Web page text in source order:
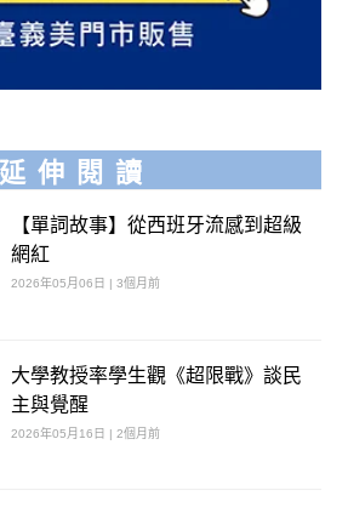
延伸閱讀
【單詞故事】從西班牙流感到超級
網紅
2026年05月06日 | 3個月前
大學教授率學生觀《超限戰》談民
主與覺醒
2026年05月16日 | 2個月前